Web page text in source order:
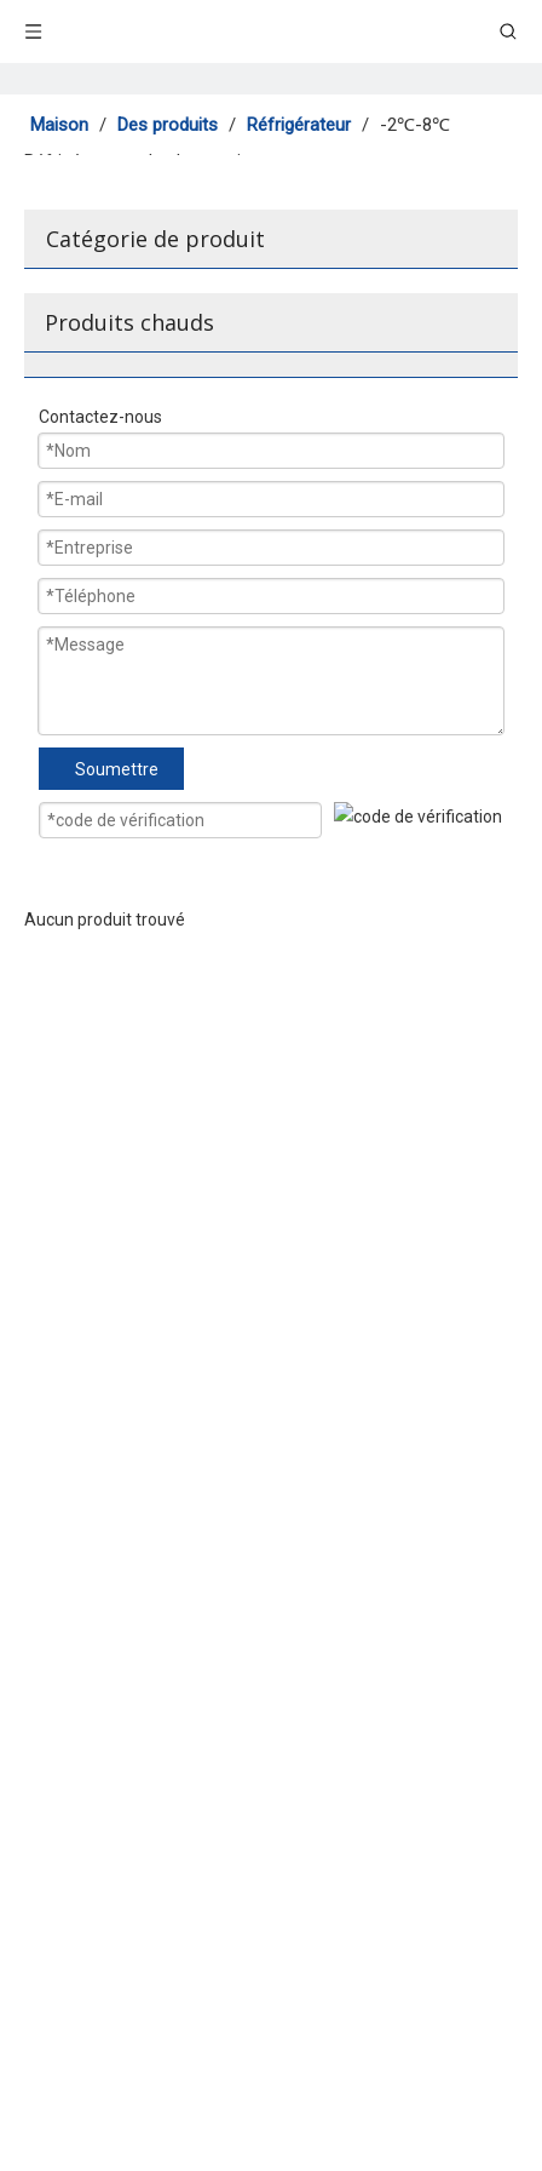
Maison / Des produits / Réfrigérateur / -2℃-8℃
Réfrigérateurs de pharmacie
Catégorie de produit
Produits chauds
Contactez-nous
Soumettre
Aucun produit trouvé